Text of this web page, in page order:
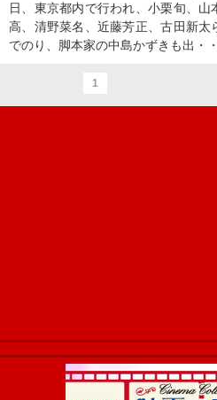
日、東京都内で行われ、小栗旬、
高、清野菜名、近藤芳正、古田新太
でのり、脚本家の中島かずきも出・
1